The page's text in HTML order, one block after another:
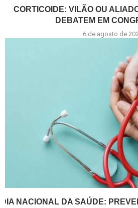
CORTICOIDE: VILÃO OU
DEBATEM EM
6 de agosto de
DIA NACIONAL DA SAÚDE: